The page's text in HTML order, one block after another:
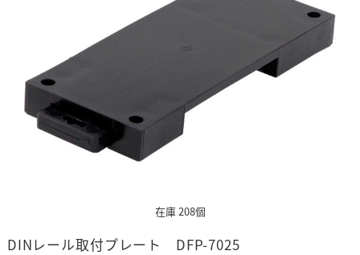
在庫 208個
DINレール取付プレート DFP-7025